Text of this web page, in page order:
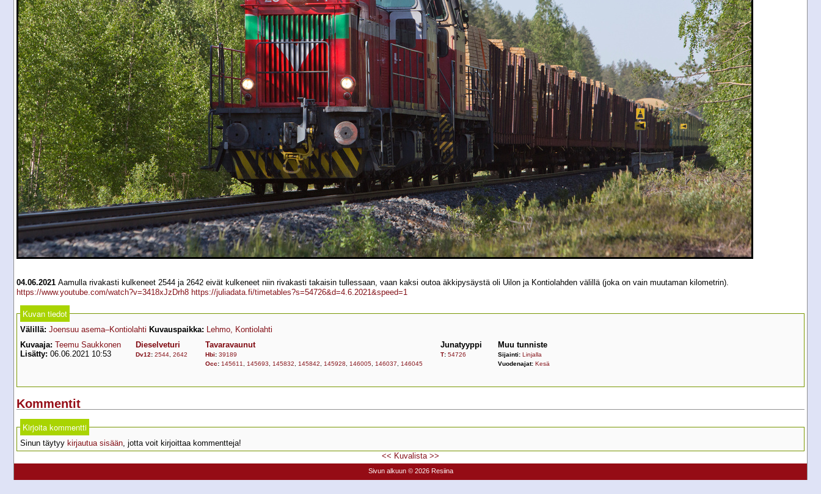
04.06.2021 Aamulla rivakasti kulkeneet 2544 ja 2642 eivät kulkeneet niin rivakasti takaisin tullessaan, vaan kaksi outoa äkkipysäystä oli Uilon ja Kontiolahden välillä (joka on vain muutaman kilometrin).
https://www.youtube.com/watch?v=3418xJzDrh8 https://juliadata.fi/timetables?s=54726&d=4.6.2021&speed=1
Kuvan tiedot
Välillä: Joensuu asema–Kontiolahti Kuvauspaikka: Lehmo, Kontiolahti
Kuvaaja: Teemu Saukkonen
Lisätty: 06.06.2021 10:53
Dieselveturi
Dv12: 2544 2642
Tavaravaunut
Hbi: 39189
Occ: 145611 145693 145832 145842 145928 146005 146037 146045
Junatyyppi
T: 54726
Muu tunniste
Sijainti: Linjalla
Vuodenajat: Kesä
Kommentit
Kirjoita kommentti
Sinun täytyy kirjautua sisään, jotta voit kirjoittaa kommentteja!
<< Kuvalista >>
Sivun alkuun © 2026 Resiina